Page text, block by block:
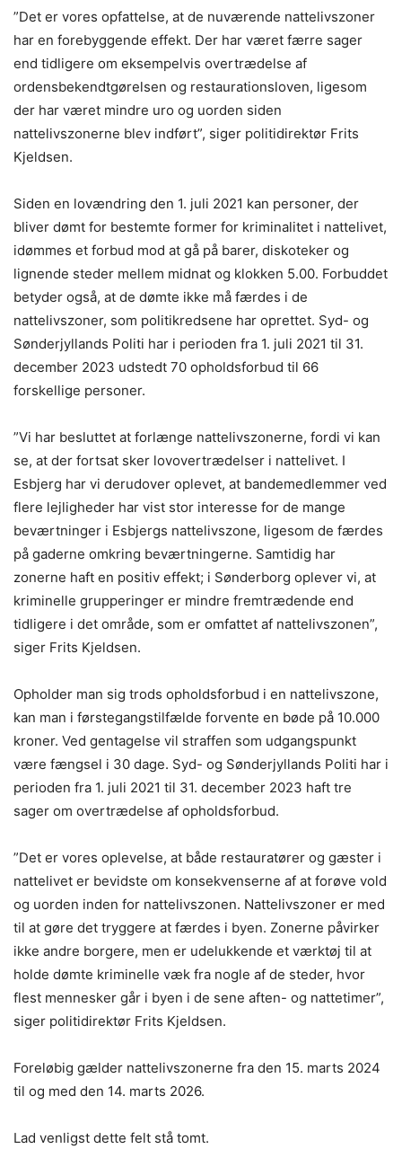
”Det er vores opfattelse, at de nuværende nattelivszoner
har en forebyggende effekt. Der har været færre sager
end tidligere om eksempelvis overtrædelse af
ordensbekendtgørelsen og restaurationsloven, ligesom
der har været mindre uro og uorden siden
nattelivszonerne blev indført”, siger politidirektør Frits
Kjeldsen.
Siden en lovændring den 1. juli 2021 kan personer, der
bliver dømt for bestemte former for kriminalitet i nattelivet,
idømmes et forbud mod at gå på barer, diskoteker og
lignende steder mellem midnat og klokken 5.00. Forbuddet
betyder også, at de dømte ikke må færdes i de
nattelivszoner, som politikredsene har oprettet. Syd- og
Sønderjyllands Politi har i perioden fra 1. juli 2021 til 31.
december 2023 udstedt 70 opholdsforbud til 66
forskellige personer.
”Vi har besluttet at forlænge nattelivszonerne, fordi vi kan
se, at der fortsat sker lovovertrædelser i nattelivet. I
Esbjerg har vi derudover oplevet, at bandemedlemmer ved
flere lejligheder har vist stor interesse for de mange
beværtninger i Esbjergs nattelivszone, ligesom de færdes
på gaderne omkring beværtningerne. Samtidig har
zonerne haft en positiv effekt; i Sønderborg oplever vi, at
kriminelle grupperinger er mindre fremtrædende end
tidligere i det område, som er omfattet af nattelivszonen”,
siger Frits Kjeldsen.
Opholder man sig trods opholdsforbud i en nattelivszone,
kan man i førstegangstilfælde forvente en bøde på 10.000
kroner. Ved gentagelse vil straffen som udgangspunkt
være fængsel i 30 dage. Syd- og Sønderjyllands Politi har i
perioden fra 1. juli 2021 til 31. december 2023 haft tre
sager om overtrædelse af opholdsforbud.
”Det er vores oplevelse, at både restauratører og gæster i
nattelivet er bevidste om konsekvenserne af at forøve vold
og uorden inden for nattelivszonen. Nattelivszoner er med
til at gøre det tryggere at færdes i byen. Zonerne påvirker
ikke andre borgere, men er udelukkende et værktøj til at
holde dømte kriminelle væk fra nogle af de steder, hvor
flest mennesker går i byen i de sene aften- og nattetimer”,
siger politidirektør Frits Kjeldsen.
Foreløbig gælder nattelivszonerne fra den 15. marts 2024
til og med den 14. marts 2026.
Lad venligst dette felt stå tomt.